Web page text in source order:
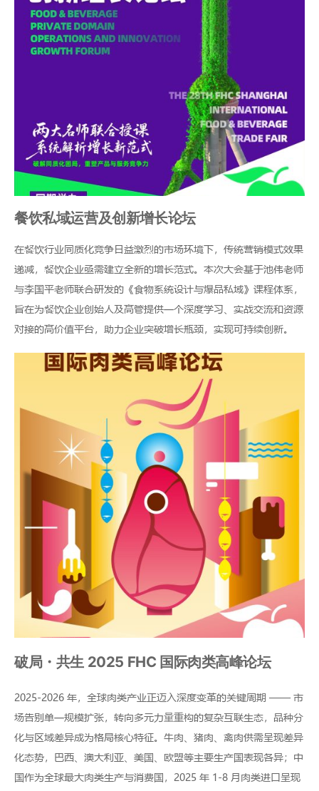
餐饮私域运营及创新增长论坛
在餐饮行业同质化竞争日益激烈的市场环境下，传统营销模式效果
递减，餐饮企业亟需建立全新的增长范式。本次大会基于池伟老师
与李国平老师联合研发的《食物系统设计与爆品私域》课程体系，
旨在为餐饮企业创始人及高管提供一个深度学习、实战交流和资源
对接的高价值平台，助力企业突破增长瓶颈，实现可持续创新。
破局・共生 2025 FHC 国际肉类高峰论坛
2025-2026 年，全球肉类产业正迈入深度变革的关键周期 —— 市
场告别单一规模扩张，转向多元力量重构的复杂互联生态，品种分
化与区域差异成为格局核心特征。牛肉、猪肉、禽肉供需呈现差异
化态势，巴西、澳大利亚、美国、欧盟等主要生产国表现各异；中
国作为全球最大肉类生产与消费国，2025 年 1-8 月肉类进口呈现